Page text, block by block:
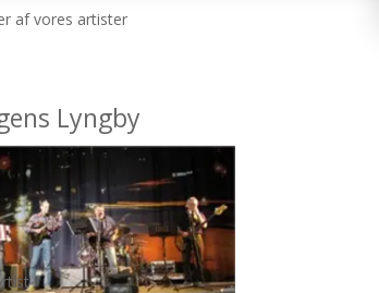
af vores artister
Lyngby